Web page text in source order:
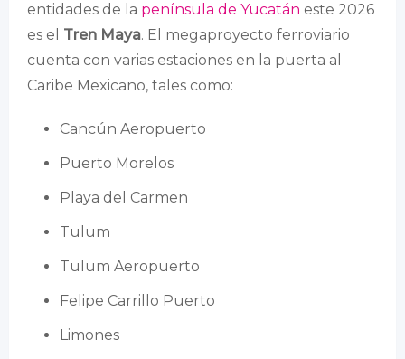
entidades de la península de Yucatán este 2026
es el Tren Maya. El megaproyecto ferroviario
cuenta con varias estaciones en la puerta al
Caribe Mexicano, tales como:
Cancún Aeropuerto
Puerto Morelos
Playa del Carmen
Tulum
Tulum Aeropuerto
Felipe Carrillo Puerto
Limones